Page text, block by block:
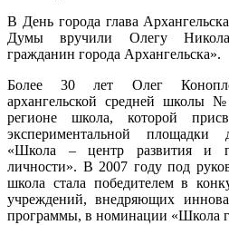
В День города глава
Думы вручили Олегу
гражданин города Архангельска».
Более 30 лет Олег
архангельской средней школы
регионе школа, которой
экспериментальной площадки
«Школа – центр развития и
личности». В 2007 году под
школа стала победителем в
учреждений, внедряющих
программы, в номинации «Школа